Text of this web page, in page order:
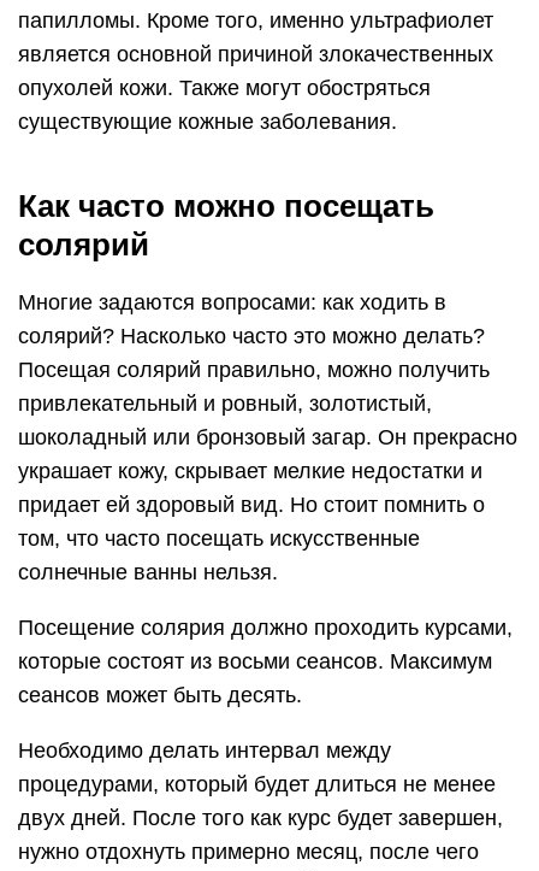
папилломы. Кроме того, именно ультрафиолет
является основной причиной злокачественных
опухолей кожи. Также могут обостряться
существующие кожные заболевания.
Как часто можно посещать
солярий
Многие задаются вопросами: как ходить в
солярий? Насколько часто это можно делать?
Посещая солярий правильно, можно получить
привлекательный и ровный, золотистый,
шоколадный или бронзовый загар. Он прекрасно
украшает кожу, скрывает мелкие недостатки и
придает ей здоровый вид. Но стоит помнить о
том, что часто посещать искусственные
солнечные ванны нельзя.
Посещение солярия должно проходить курсами,
которые состоят из восьми сеансов. Максимум
сеансов может быть десять.
Необходимо делать интервал между
процедурами, который будет длиться не менее
двух дней. После того как курс будет завершен,
нужно отдохнуть примерно месяц, после чего